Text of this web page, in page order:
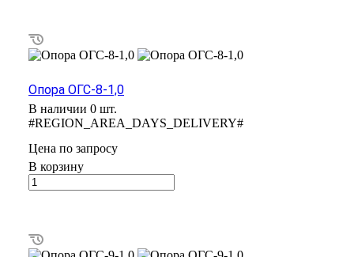
Опора ОГС-8-1,0
В наличии 0 шт.
#REGION_AREA_DAYS_DELIVERY#
Цена по запросу
В корзину